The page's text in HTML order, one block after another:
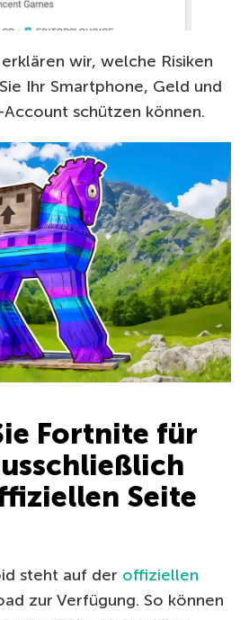
wir, welche Risiken
Ihr Smartphone, Geld und
Account schützen können.
Fortnite für
Seite
steht auf der offiziellen
zur Verfügung. So können